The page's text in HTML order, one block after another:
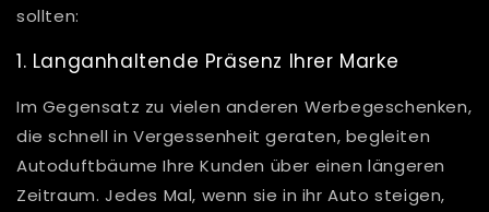
sollten:
1. Langanhaltende Präsenz Ihrer Marke
Im Gegensatz zu vielen anderen Werbegeschenken,
die schnell in Vergessenheit geraten, begleiten
Autoduftbäume Ihre Kunden über einen längeren
Zeitraum. Jedes Mal, wenn sie in ihr Auto steigen,